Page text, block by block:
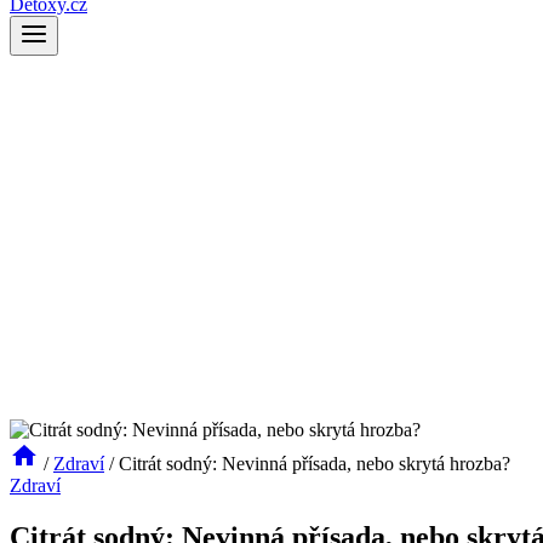
Detoxy.cz
/ Zdraví / Citrát sodný: Nevinná přísada, nebo skrytá hrozba?
Zdraví